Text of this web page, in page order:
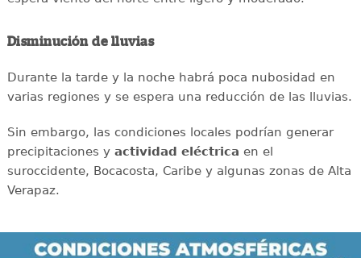
Disminución de lluvias
Durante la tarde y la noche habrá poca nubosidad en
varias regiones y se espera una reducción de las lluvias.
Sin embargo, las condiciones locales podrían generar
precipitaciones y actividad eléctrica en el
suroccidente, Bocacosta, Caribe y algunas zonas de Alta
Verapaz.